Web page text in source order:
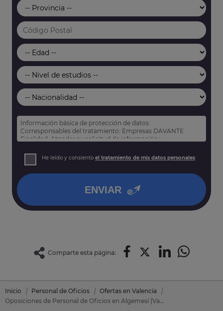
Información básica de protección de datos:
Corresponsables del tratamiento: Empresas DAVANTE
Finalidad: Atender su solicitud de información y
Derechos: Puede acceder, rectificar y suprimir sus datos,
así como otros derechos tal y como se explica en nuestra
He leído y consiento el tratamiento de mis datos personales
ENVIAR
Comparte esta página:
Inicio Personal de Oficios
Ofertas en Valencia
Oposiciones de Personal de Oficios en Algemesí (Valencia)